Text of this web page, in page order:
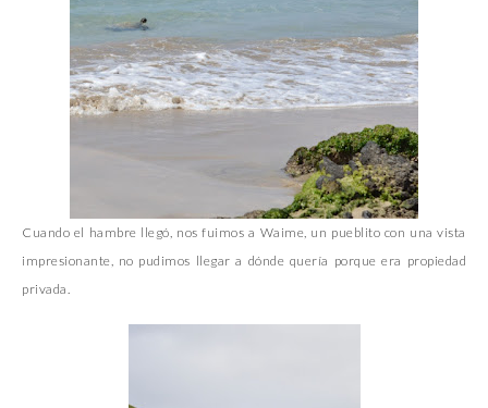
Cuando el hambre llegó, nos fuimos a Waime, un pueblito con una vista
impresionante, no pudimos llegar a dónde quería porque era propiedad
privada.